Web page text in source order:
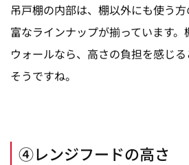
吊戸棚の内部は、棚以外にも使う
富なラインナップが揃っています
ウォールなら、高さの負担を感じ
そうですね。
④レンジフードの高さ